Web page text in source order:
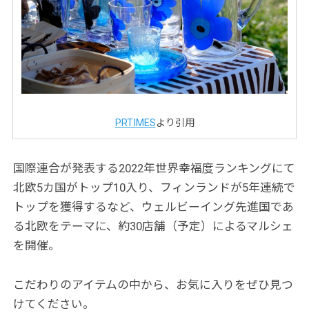
PRTIMESより引用
国際連合が発表する2022年世界幸福度ランキングにて
北欧5カ国がトップ10入り、フィンランドが5年連続で
トップを獲得するなど、ウェルビーイング先進国であ
る北欧をテーマに、約30店舗（予定）によるマルシェ
を開催。
こだわりのアイテムの中から、お気に入りをぜひ見つ
けてください。